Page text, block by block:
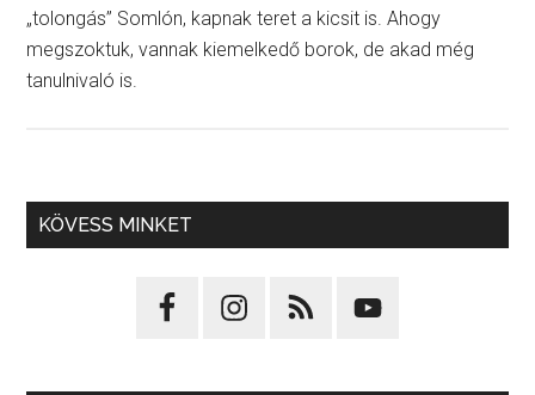
„tolongás” Somlón, kapnak teret a kicsit is. Ahogy
megszoktuk, vannak kiemelkedő borok, de akad még
tanulnivaló is.
KÖVESS MINKET